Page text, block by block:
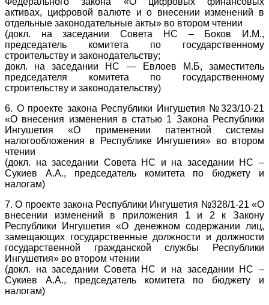
активах, цифровой валюте и о внесении изменений в
отдельные законодательные акты» во втором чтении
(докл. на заседании Совета НС – Боков И.М.,
председатель комитета по государственному
строительству и законодательству;
докл. на заседании НС — Евлоев М.Б, заместитель
председателя комитета по государственному
строительству и законодательству)
6. О проекте закона Республики Ингушетия №323/10-21
«О внесения изменения в статью 1 Закона Республики
Ингушетия «О применении патентной системы
налогообложения в Республике Ингушетия» во втором
чтении
(докл. на заседании Совета НС и на заседании НС –
Сукиев А.А., председатель комитета по бюджету и
налогам)
7. О проекте закона Республики Ингушетия №328/1-21 «О
внесении изменений в приложения 1 и 2 к Закону
Республики Ингушетия «О денежном содержании лиц,
замещающих государственные должности и должности
государственной гражданской службы Республики
Ингушетия» во втором чтении
(докл. на заседании Совета НС и на заседании НС –
Сукиев А.А., председатель комитета по бюджету и
налогам)